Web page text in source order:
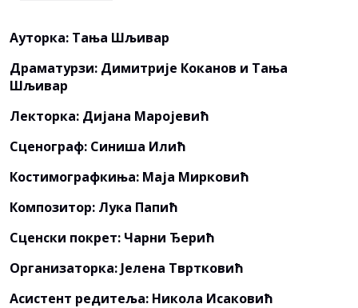
Ауторка: Тања Шљивар
Драматурзи: Димитрије Коканов и Тања
Шљивар
Лекторка: Дијана Маројевић
Сценограф: Синиша Илић
Костимографкиња: Маја Мирковић
Композитор: Лука Папић
Сценски покрет: Чарни Ђерић
Организаторка: Јелена Твртковић
Асистент редитеља: Никола Исаковић